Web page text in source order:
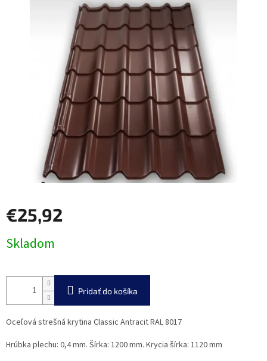
€25,92
cena:
Skladom
Pridať do košíka
Oceľová strešná krytina Classic Antracit RAL 8017
Hrúbka plechu: 0,4 mm. Šírka: 1200 mm. Krycia šírka: 1120 mm